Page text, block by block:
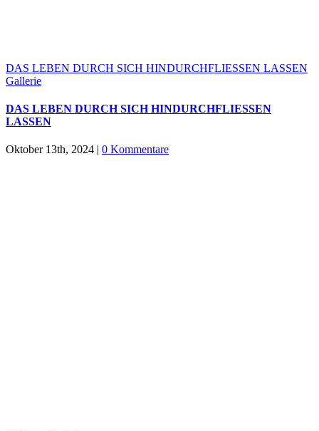
DAS LEBEN DURCH SICH HINDURCHFLIESSEN LASSEN
Gallerie
DAS LEBEN DURCH SICH HINDURCHFLIESSEN
LASSEN
Oktober 13th, 2024 | 0 Kommentare